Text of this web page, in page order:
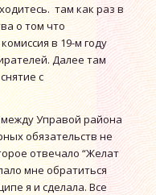
там как раз в
о том что
в 19-м году
Далее там
с
Управой района
обязательств не
отвечало “Желат
мне обратиться
я и сделала. Все